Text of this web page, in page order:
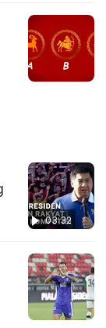
03:32